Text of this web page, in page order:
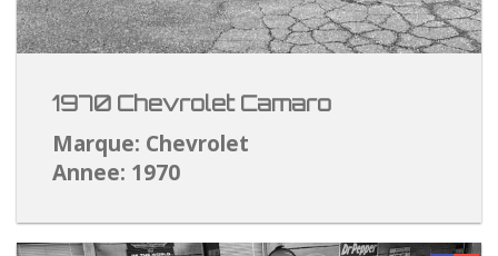
1970 Chevrolet Camaro
Marque: Chevrolet
Annee: 1970